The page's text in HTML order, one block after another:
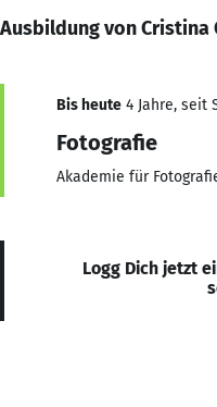
Ausbildung von Cristina
Bis heute 4 Jahre, seit
Fotografie
Akademie für
Logg Dich jetzt